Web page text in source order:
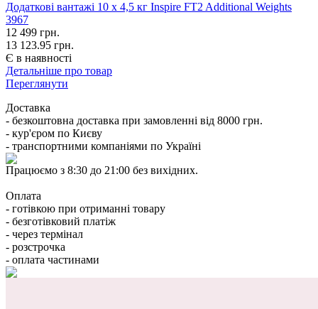
Додаткові вантажі 10 x 4,5 кг Inspire FT2 Additional Weights
3967
12 499 грн.
13 123.95 грн.
Є в наявності
Детальніше про товар
Переглянути
Доставка
- безкоштовна доставка при замовленні від 8000 грн.
- кур'єром по Києву
- транспортними компаніями по Україні
Працюємо з 8:30 до 21:00 без вихідних.
Оплата
- готівкою при отриманні товару
- безготівковий платіж
- через термінал
- розстрочка
- оплата частинами